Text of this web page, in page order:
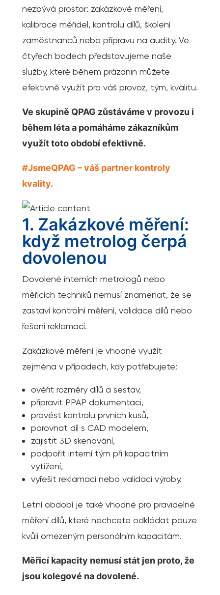
nezbývá prostor: zakázkové měření,
kalibrace měřidel, kontrolu dílů, školení
zaměstnanců nebo přípravu na audity. Ve
čtyřech bodech představujeme naše
služby, které během prázdnin můžete
efektivně využít pro váš provoz, tým, kvalitu.
Ve skupině QPAG zůstáváme v provozu i
během léta a pomáháme zákazníkům
využít toto období efektivně.
#JsmeQPAG – váš partner kontroly
kvality.
1. Zakázkové měření:
když metrolog čerpá
dovolenou
Dovolené interních metrologů nebo
měřicích techniků nemusí znamenat, že se
zastaví kontrolní měření, validace dílů nebo
řešení reklamací.
Zakázkové měření je vhodné využít
zejména v případech, kdy potřebujete:
ověřit rozměry dílů a sestav,
připravit PPAP dokumentaci,
provést kontrolu prvních kusů,
porovnat díl s CAD modelem,
zajistit 3D skenování,
podpořit interní tým při kapacitním
vytížení,
vyřešit reklamaci nebo validaci výroby.
Letní období je také vhodné pro pravidelné
měření dílů, které nechcete odkládat pouze
kvůli omezeným personálním kapacitám.
Měřicí kapacity nemusí stát jen proto, že
jsou kolegové na dovolené.